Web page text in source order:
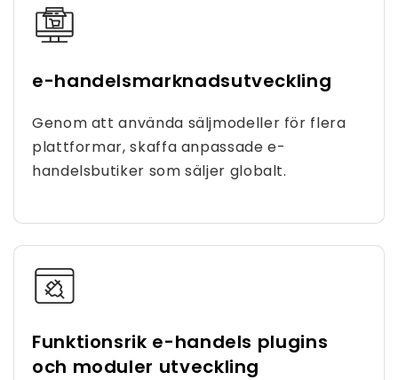
e-handelsmarknadsutveckling
Genom att använda säljmodeller för flera
plattformar, skaffa anpassade e-
handelsbutiker som säljer globalt.
Funktionsrik e-handels plugins
och moduler utveckling